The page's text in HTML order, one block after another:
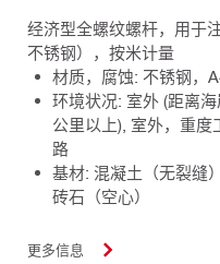
经济型全螺纹螺杆，用于
不锈钢），按米计量
材质，腐蚀: 不锈钢，
环境状况: 室外 (距离
公里以上), 室外，重
路
基材: 混凝土（无裂缝
砖石（空心）
更多信息